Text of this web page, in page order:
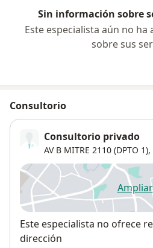
Sin información sobre
Este especialista aún no
sobre sus
Consultorio
Consultorio privado
AV B MITRE 2110 (DPTO 1),
Ampliar
se
Disponibilidad
Este especialista no ofrece
dirección